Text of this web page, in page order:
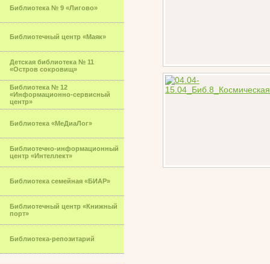
Библиотека № 9 «Лигово»
Библиотечный центр «Маяк»
Детская библиотека № 11
«Остров сокровищ»
Библиотека № 12
«Информационно-сервисный
центр»
Библиотека «МеДиаЛог»
Библиотечно-информационный
центр «Интеллект»
Библиотека семейная «БИАР»
Библиотечный центр «Книжный
порт»
Библиотека-репозитарий